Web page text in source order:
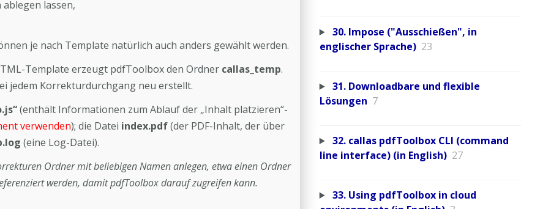
ablegen lassen,
je nach Template natürlich auch anders gewählt werden.
Template erzeugt pdfToolbox den Ordner callas_temp.
jedem Korrekturdurchgang neu erstellt.
(enthält Informationen zum Ablauf der „Inhalt platzieren“-
verwenden); die Datei index.pdf(der PDF-Inhalt, der über
(eine Log-Datei).
Ordner mit beliebigen Namen anlegen, etwa einen Ordner
werden, damit pdfToolbox darauf zugreifen kann.
30. Impose ("Ausschießen", in
englischer Sprache) 23
31. Downloadbare und flexible
Lösungen 7
32. callas pdfToolbox CLI (command
line interface) (in English) 27
33. Using pdfToolbox in cloud